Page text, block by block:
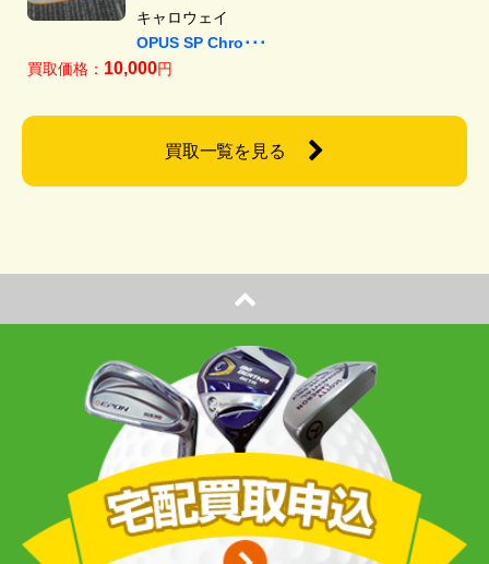
キャロウェイ
OPUS SP Chro･･･
買取価格： 10,000円
買取一覧を見る